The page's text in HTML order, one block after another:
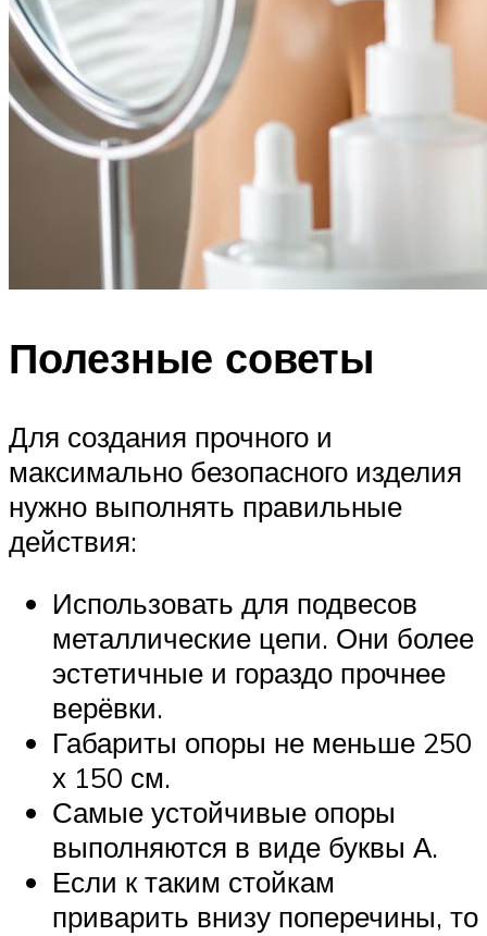
Полезные советы
Для создания прочного и
максимально безопасного изделия
нужно выполнять правильные
действия:
Использовать для подвесов
металлические цепи. Они более
эстетичные и гораздо прочнее
верёвки.
Габариты опоры не меньше 250
х 150 см.
Самые устойчивые опоры
выполняются в виде буквы А.
Если к таким стойкам
приварить внизу поперечины, то